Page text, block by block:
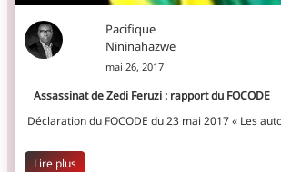
Pacifique
Nininahazwe
mai 26, 2017
Assassinat de Zedi Feruzi : rapport du FOCODE
Déclaration du FOCODE du 23 mai 2017 « Les
Lire plus